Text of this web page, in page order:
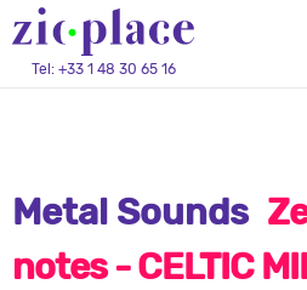
Tel: +33 1 48 30 65 16
Metal Sounds
notes - CELTIC